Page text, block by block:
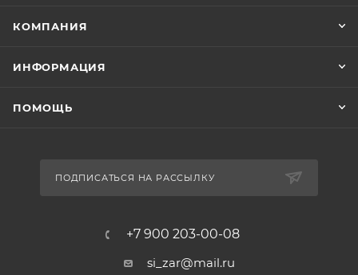
КОМПАНИЯ
ИНФОРМАЦИЯ
ПОМОЩЬ
ПОДПИСАТЬСЯ НА РАССЫЛКУ
+7 900 203-00-08
si_zar@mail.ru